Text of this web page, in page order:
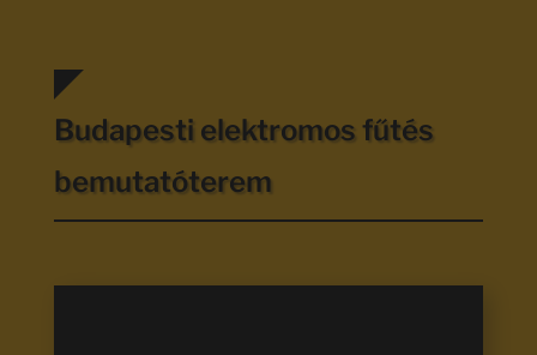
Budapesti elektromos fűtés
bemutatóterem